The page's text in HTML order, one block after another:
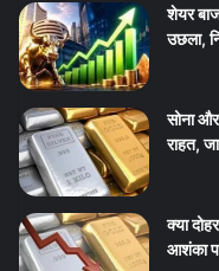
शेयर
उछला,
सोना
राहत,
क्या
आशंका